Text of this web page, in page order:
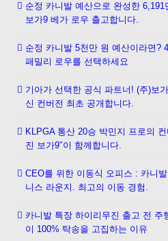
순정 카니발 예산으로 완성한
보가9 베가 로우 출고합니다.
순정 카니발 5천만 원 예산이라면?
패밀리 로우를 선택하세요
기아가 선택한 공식 파트너! (주)보
신 컨버전 최초 공개합니다.
KLPGA 통산 20승 박민지 프로의
진 보가9″이 함께합니다.
CEO를 위한 이동식 오피스 : 카니
니스 라운지. 최고의 이동 경험.
카니발 특장 하이리무진 출고 전
이 100% 탁송을 고집하는 이유